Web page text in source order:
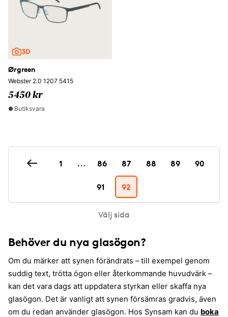
Ørgreen
Webster 2.0 1207 5415
5450 kr
Butiksvara
1 ... 86 87 88 89 90
91 92
Välj sida
Behöver du nya glasögon?
Om du märker att synen förändrats – till exempel genom
suddig text, trötta ögon eller återkommande huvudvärk –
kan det vara dags att uppdatera styrkan eller skaffa nya
glasögon. Det är vanligt att synen försämras gradvis, även
om du redan använder glasögon. Hos Synsam kan du boka